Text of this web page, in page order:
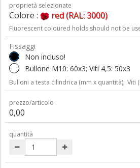
proprietà selezionate
Colore : red (RAL: 3000)
Fluorescent coloured holds should not be
Fissaggi
Non incluso!
Bullone M10: 60x3; Viti 4,5: 50x3
Bulloni a testa cilindrica (mm x quantità); Viti
prezzo/articolo
0,00
quantità